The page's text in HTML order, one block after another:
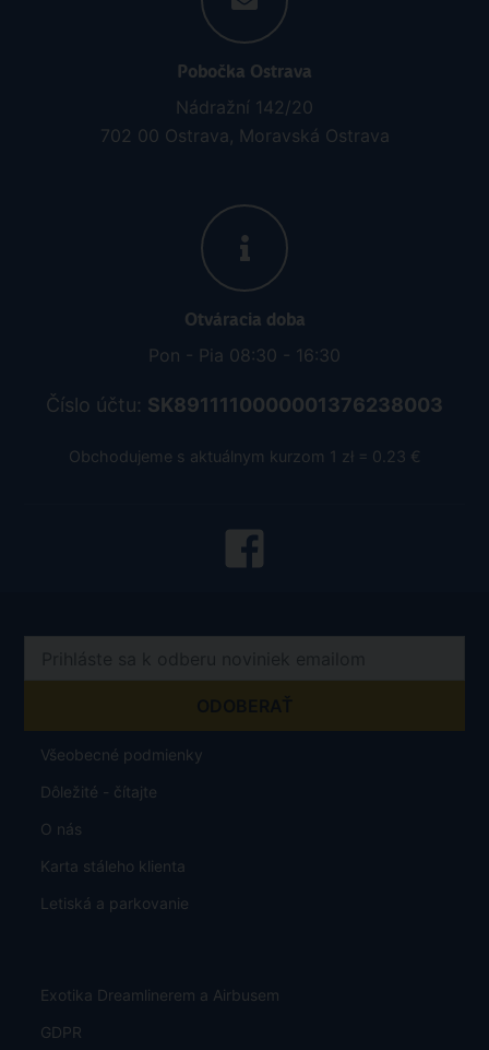
Pobočka Ostrava
Nádražní 142/20
702 00 Ostrava, Moravská Ostrava
Otváracia doba
Pon - Pia 08:30 - 16:30
Číslo účtu: SK8911110000001376238003
Obchodujeme s aktuálnym kurzom 1 zł = 0.23 €
Všeobecné podmienky
Dôležité - čítajte
O nás
Karta stáleho klienta
Letiská a parkovanie
Exotika Dreamlinerem a Airbusem
GDPR